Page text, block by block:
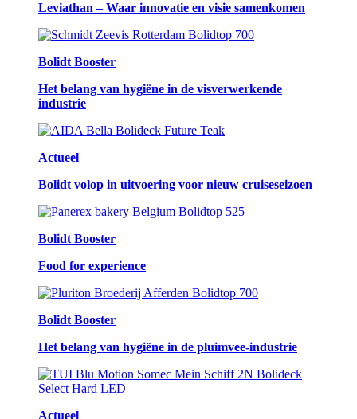
Leviathan – Waar innovatie en visie samenkomen
Bolidt Booster
Het belang van hygiëne in de visverwerkende
industrie
Actueel
Bolidt volop in uitvoering voor nieuw cruiseseizoen
Bolidt Booster
Food for experience
Bolidt Booster
Het belang van hygiëne in de pluimvee-industrie
Actueel